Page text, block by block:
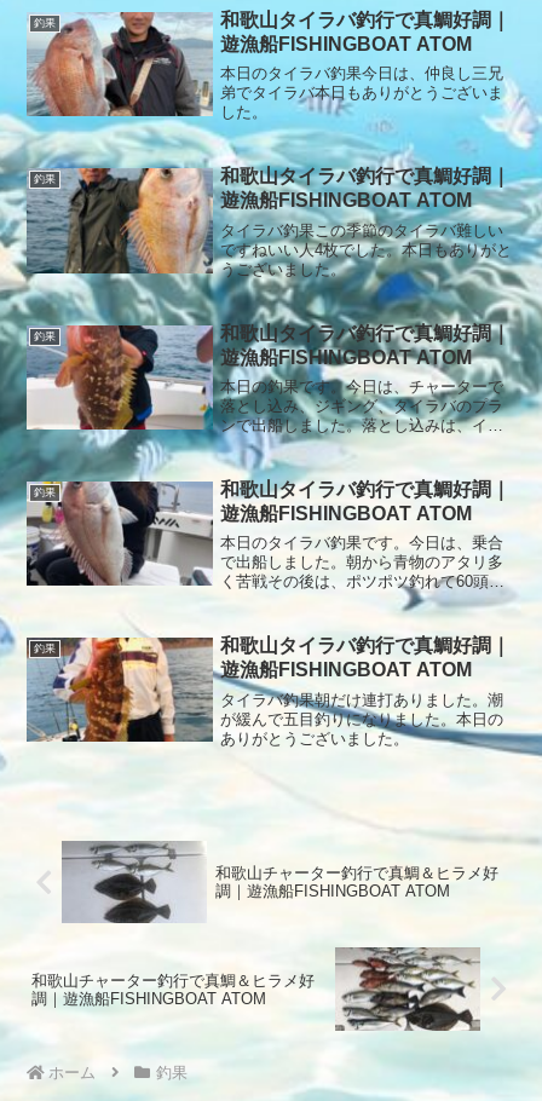
釣果
和歌山タイラバ釣行で真鯛好調｜
遊漁船FISHINGBOAT ATOM
本日のタイラバ釣果今日は、仲良し三兄
弟でタイラバ本日もありがとうございま
した。
釣果
和歌山タイラバ釣行で真鯛好調｜
遊漁船FISHINGBOAT ATOM
タイラバ釣果この季節のタイラバ難しい
ですねいい人4枚でした。本日もありがと
うございました。
釣果
和歌山タイラバ釣行で真鯛好調｜
遊漁船FISHINGBOAT ATOM
本日の釣果です。今日は、チャーターで
落とし込み、ジギング、タイラバのプラ
ンで出船しました。落とし込みは、イワ
シの付き悪く付いてもESO多数で撃沈で
した。次にサワラを狙ってジギングとタ
イラバでしたが、本命のサワラ釣れませ
んでしたが、グッドサイズのキジハタ釣
れました。タイラバもアタリ多く楽しめ
ました。本日もありがとうございまし
た。
釣果
和歌山タイラバ釣行で真鯛好調｜
遊漁船FISHINGBOAT ATOM
本日のタイラバ釣果です。今日は、乗合
で出船しました。朝から青物のアタリ多
く苦戦その後は、ポツポツ釣れて60頭に
良型も多数釣れて良かったです。本日も
ありがとうございました。
釣果
和歌山タイラバ釣行で真鯛好調｜
遊漁船FISHINGBOAT ATOM
タイラバ釣果朝だけ連打ありました。潮
が緩んで五目釣りになりました。本日の
ありがとうございました。
和歌山チャーター釣行で真鯛＆ヒラメ好
調｜遊漁船FISHINGBOAT ATOM
和歌山チャーター釣行で真鯛＆ヒラメ好
調｜遊漁船FISHINGBOAT ATOM
ホーム 釣果